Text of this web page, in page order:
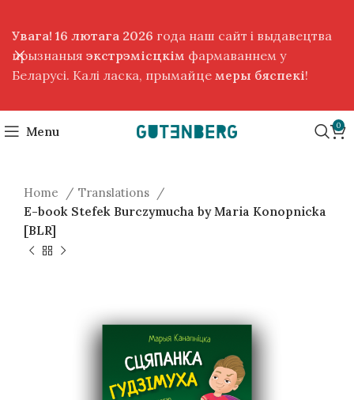
Menu 0
Home
Translations
E-book Stefek Burczymucha by Maria Konopnicka
[BLR]
Увага! 16 лютага 2026 года наш сайт і выдавецтва
прызнаныя экстрэмісцкім фармаваннем у
Беларусі. Калі ласка, прымайце меры бяспекі!